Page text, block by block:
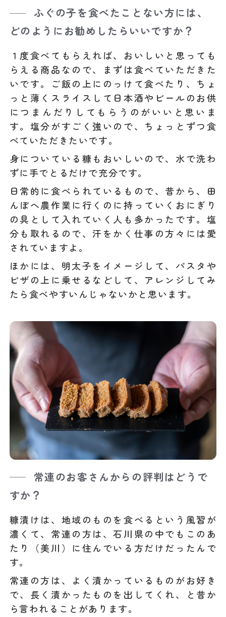
ふぐの子を食べたことない方には、
どのようにお勧めしたらいいですか？
１度食べてもらえれば、おいしいと思っても
らえる商品なので、まずは食べていただきた
いです。ご飯の上にのっけて食べたり、ちょ
っと薄くスライスして日本酒やビールのお供
につまんだりしてもらうのがいいと思いま
す。塩分がすごく強いので、ちょっとずつ食
べていただきたいです。
身についている糠もおいしいので、水で洗わ
ずに手でとるだけで充分です。
日常的に食べられているもので、昔から、田
んぼへ農作業に行くのに持っていくおにぎり
の具として入れていく人も多かったです。塩
分も取れるので、汗をかく仕事の方々には愛
されていますよ。
ほかには、明太子をイメージして、パスタや
ピザの上に乗せるなどして、アレンジしてみ
たら食べやすいんじゃないかと思います。
常連のお客さんからの評判はどうで
すか？
糠漬けは、地域のものを食べるという風習が
濃くて、常連の方は、石川県の中でもこのあ
たり（美川）に住んでいる方だけだったんで
す。
常連の方は、よく漬かっているものがお好き
で、長く漬かったものを出してくれ、と昔か
ら言われることがあります。